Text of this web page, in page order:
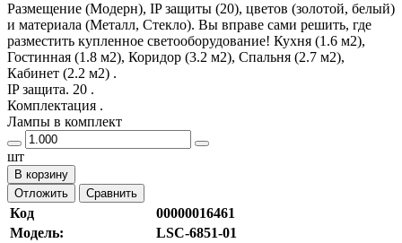
Размещение (Модерн), IP защиты (20), цветов (золотой, белый)
и материала (Металл, Стекло). Вы вправе сами решить, где
разместить купленное светооборудование! Кухня (1.6 м2),
Гостинная (1.8 м2), Коридор (3.2 м2), Спальня (2.7 м2),
Кабинет (2.2 м2) .
IP защита. 20 .
Комплектация .
Лампы в комплект
шт
В корзину
Отложить
Сравнить
Код
00000016461
Модель:
LSC-6851-01